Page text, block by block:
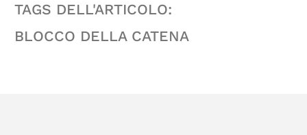
TAGS DELL'ARTICOLO:
BLOCCO DELLA CATENA